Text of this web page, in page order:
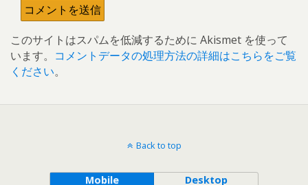
このサイトはスパムを低減するために Akismet を使って
います。 コメントデータの処理方法の詳細はこちらをご覧
ください。
Back to top
Mobile Desktop